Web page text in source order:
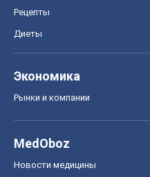
Рецепты
Диеты
Экономика
Рынки и компании
MedOboz
Новости медицины